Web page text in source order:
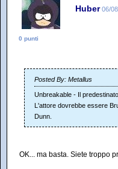
Huber 06/
0 punti
Posted By: Metallus
Unbreakable - Il predestinato.
L'attore dovrebbe essere
Dunn.
OK... ma basta. Siete troppo